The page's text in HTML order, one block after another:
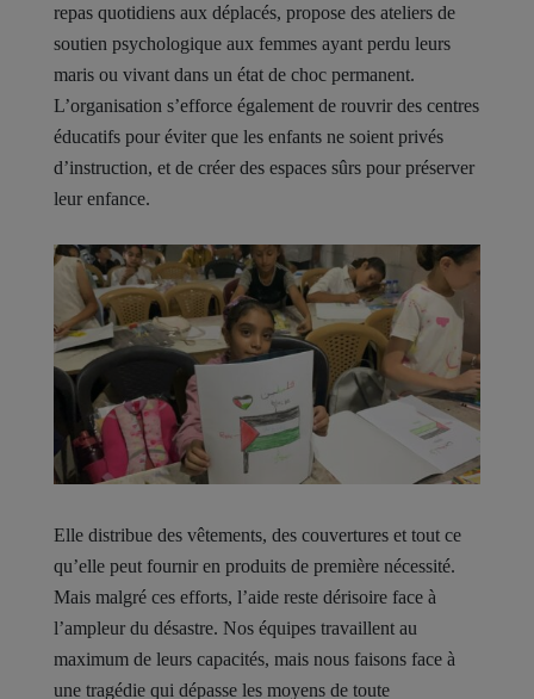
repas quotidiens aux déplacés, propose des ateliers de
soutien psychologique aux femmes ayant perdu leurs
maris ou vivant dans un état de choc permanent.
L’organisation s’efforce également de rouvrir des centres
éducatifs pour éviter que les enfants ne soient privés
d’instruction, et de créer des espaces sûrs pour préserver
leur enfance.
Elle distribue des vêtements, des couvertures et tout ce
qu’elle peut fournir en produits de première nécessité.
Mais malgré ces efforts, l’aide reste dérisoire face à
l’ampleur du désastre. Nos équipes travaillent au
maximum de leurs capacités, mais nous faisons face à
une tragédie qui dépasse les moyens de toute